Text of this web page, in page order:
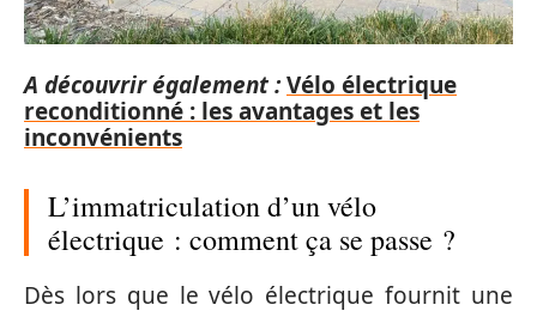
A découvrir également :Vélo électrique
reconditionné : les avantages et les
inconvénients
L’immatriculation d’un vélo
électrique : comment ça se passe ?
Dès lors que le vélo électrique fournit une